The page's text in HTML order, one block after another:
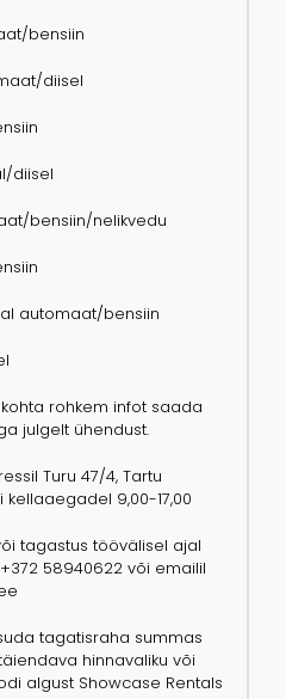
bensiin
diisel
diisel
bensiin/nelikvedu
automaat/bensiin
rohkem infot saada
julgelt ühendust.
Turu 47/4, Tartu
9,00-17,00
tagastus töövälisel ajal
58940622 või emailil
tagatisraha summas
hinnavaliku või
algust Showcase Rentals